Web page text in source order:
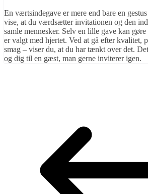
En værtsindegave er mere end bare en
vise, at du værdsætter invitationen og den
samle mennesker. Selv en lille gave kan
er valgt med hjertet. Ved at gå efter kvalitet,
smag – viser du, at du har tænkt over det.
og dig til en gæst, man gerne inviterer igen.